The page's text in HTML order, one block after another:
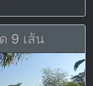
9 เส้น